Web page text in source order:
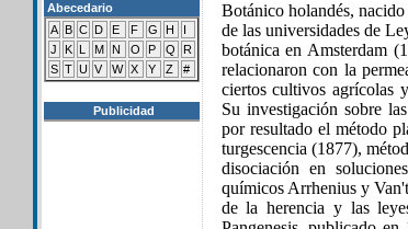
Abecedario
A B C D E F G H
I
J
K L M N O P Q
R
S T U V W X Y Z #
Publicidad
Botánico holandés,
de las universidades de
botánica en Amsterdam
relacionaron con la
ciertos cultivos agrícolas
Su investigación sobre
por resultado el método
turgescencia (1877),
disociación en
químicos Arrhenius y
de la herencia y las